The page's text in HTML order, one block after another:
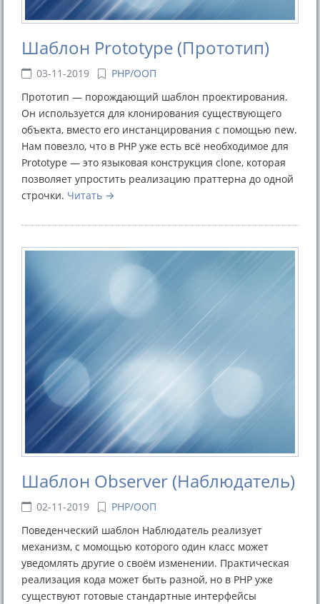
Шаблон Prototype (Прототип)
03-11-2019
PHP/ООП
Прототип — порождающий шаблон проектирования.
Он используется для клонирования существующего
объекта, вместо его инстанцирования с помощью new.
Нам повезло, что в PHP уже есть всё необходимое для
Prototype — это языковая конструкция clone, которая
позволяет упростить реализацию праттерна до одной
строчки. Читать
Шаблон Observer (Наблюдатель)
02-11-2019
PHP/ООП
Поведенческий шаблон Наблюдатель реализует
механизм, с момощью которого один класс может
уведомлять другие о своём изменении. Практическая
реализация кода может быть разной, но в PHP уже
существуют готовые стандартные интерфейсы